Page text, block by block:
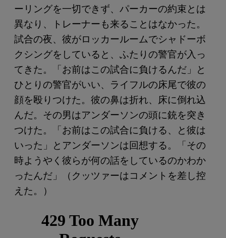
ーリングを一切できず、パーカーの約束とは
異なり、トレーナーも来ることはなかった。
試合の夜、彼がロッカールームでシャドーボ
クシングをしていると、ふたりの警官が入っ
てきた。「お前はこの試合に負けるんだ」と
ひとりの警官がいい、ライフルの床尾で彼の
顔を殴りつけた。彼の鼻は折れ、床に倒れ込
んだ。その男はアンダーソンの頭に銃を突き
つけた。「お前はこの試合に負ける、と彼は
いった」とアンダーソンは回想する。「その
時ようやく彼らが何の話をしているのかわか
ったんだ」（クッツァーはコメントを差し控
えた。）